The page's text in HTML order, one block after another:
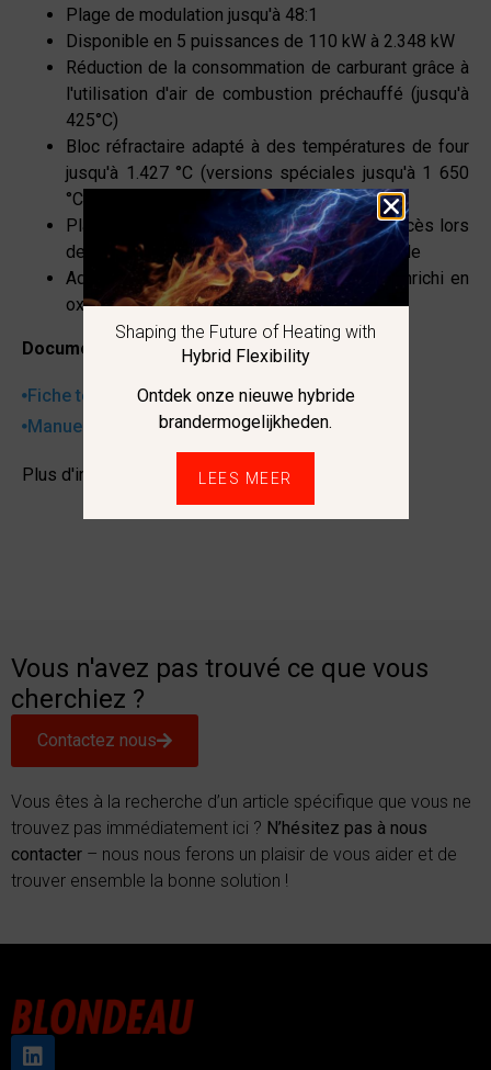
Plage de modulation jusqu'à 48:1
Disponible en 5 puissances de 110 kW à 2.348 kW
Réduction de la consommation de carburant grâce à
l'utilisation d'air de combustion préchauffé (jusqu'à
425°C)
Bloc réfractaire adapté à des températures de four
jusqu'à 1.427 °C (versions spéciales jusqu'à 1 650
°C disponibles)
Plaque arrière démontable pour faciliter l’accès lors
des opérations de maintenance ou de contrôle
Adapté à l'utilisation d'air de combustion enrichi en
oxygène
Documentation :
Fiche technique
Manuel d'utilisation
Plus d'informations
Vous n'avez pas trouvé ce que vous
cherchiez ?
Contactez nous
Vous êtes à la recherche d’un article spécifique que vous ne
trouvez pas immédiatement ici ? N’hésitez pas à nous
contacter – nous nous ferons un plaisir de vous aider et de
trouver ensemble la bonne solution !
Shaping the Future of Heating with
Hybrid Flexibility
Ontdek onze nieuwe hybride
brandermogelijkheden.
LEES MEER